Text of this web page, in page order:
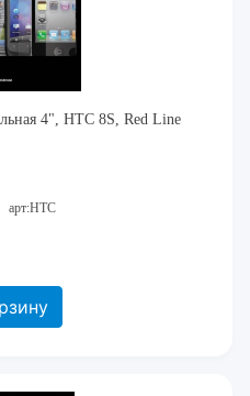
4", HTC 8S, Red Line
арт:HTC